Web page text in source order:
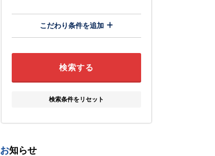
こだわり条件を追加
検索条件をリセット
お知らせ